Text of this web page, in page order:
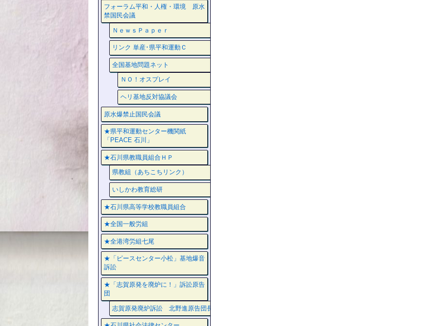
フォーラム平和・人権・環境 原水
禁国民会議
ＮｅｗｓＰａｐｅｒ
リンク 単産･県平和運動Ｃ
全国基地問題ネット
ＮＯ！オスプレイ
ヘリ基地反対協議会
原水爆禁止国民会議
★県平和運動センター機関紙
「PEACE 石川」
★石川県教職員組合ＨＰ
県教組（あちこちリンク）
いしかわ教育総研
★石川県高等学校教職員組合
★全国一般労組
★全港湾労組七尾
★「ピースセンター小松」基地爆音
訴訟
★「志賀原発を廃炉に！」訴訟原告
団
志賀原発廃炉訴訟 北野進原告団長